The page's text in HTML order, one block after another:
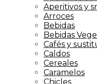
Aperitivos y
Arroces
Bebidas
Bebidas
Cafés y
Caldos
Cereales
Caramelos
Chicles